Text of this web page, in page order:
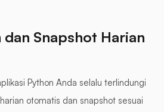
dan Snapshot Harian
Python Anda selalu terlindungi
otomatis dan snapshot sesuai